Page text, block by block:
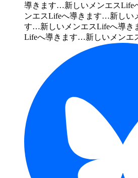
導きます…新しいメンエス
ンエスLifeへ導きます…新しい
す…新しいメンエスLifeへ導
Lifeへ導きます…新しいメン